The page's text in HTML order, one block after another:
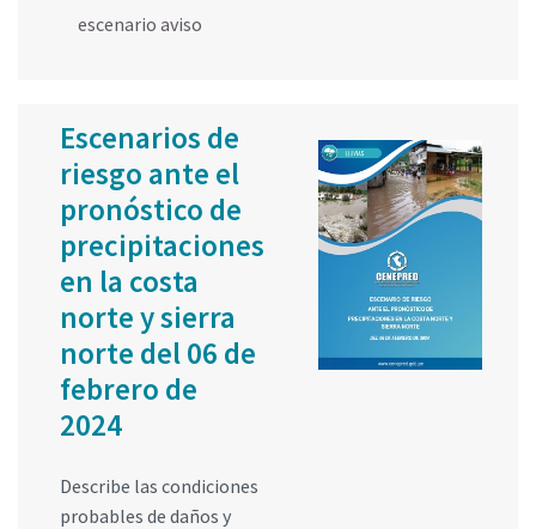
escenario aviso
Escenarios de
riesgo ante el
pronóstico de
precipitaciones
en la costa
norte y sierra
norte del 06 de
febrero de
2024
Describe las condiciones
probables de daños y